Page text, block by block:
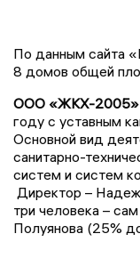
По данным сайта
8 домов общей
ООО «ЖКХ-2005»
году с уставным
Основной вид
санитарно-
систем и систем
Директор –
три человека –
Полуянова (25%